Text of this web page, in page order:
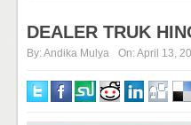
DEALER TRUK
By:Andika Mulya On:April 13,